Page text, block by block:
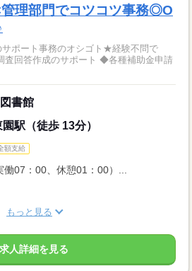
理部門でコツコツ事務◎O
サポート事務のオシゴト★経験不問で
書館
駅（徒歩 13分）
額支給
07：00、休憩01：00）...
もっと見る
求人詳細を見る